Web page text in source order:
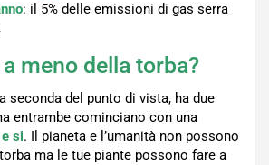
: il 5% delle emissioni di gas serra
meno della torba?
seconda del punto di vista, ha due
entrambe cominciano con una
si. Il pianeta e l’umanità non possono
ma le tue piante possono fare a